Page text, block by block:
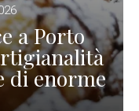
a Porto
di enorme